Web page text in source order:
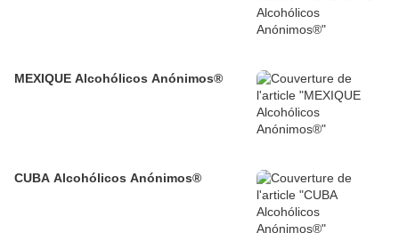
MEXIQUE Alcohólicos Anónimos®
CUBA Alcohólicos Anónimos®